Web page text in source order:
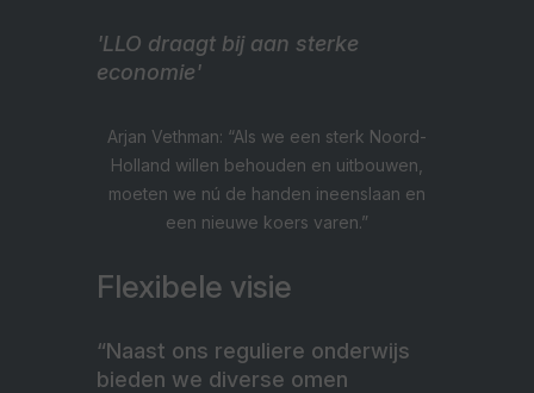
'LLO draagt bij aan sterke
economie'
Arjan Vethman: “Als we een sterk Noord-
Holland willen behouden en uitbouwen,
moeten we nú de handen ineenslaan en
een nieuwe koers varen.”
Flexibele visie
“Naast ons reguliere onderwijs
bieden we diverse omen